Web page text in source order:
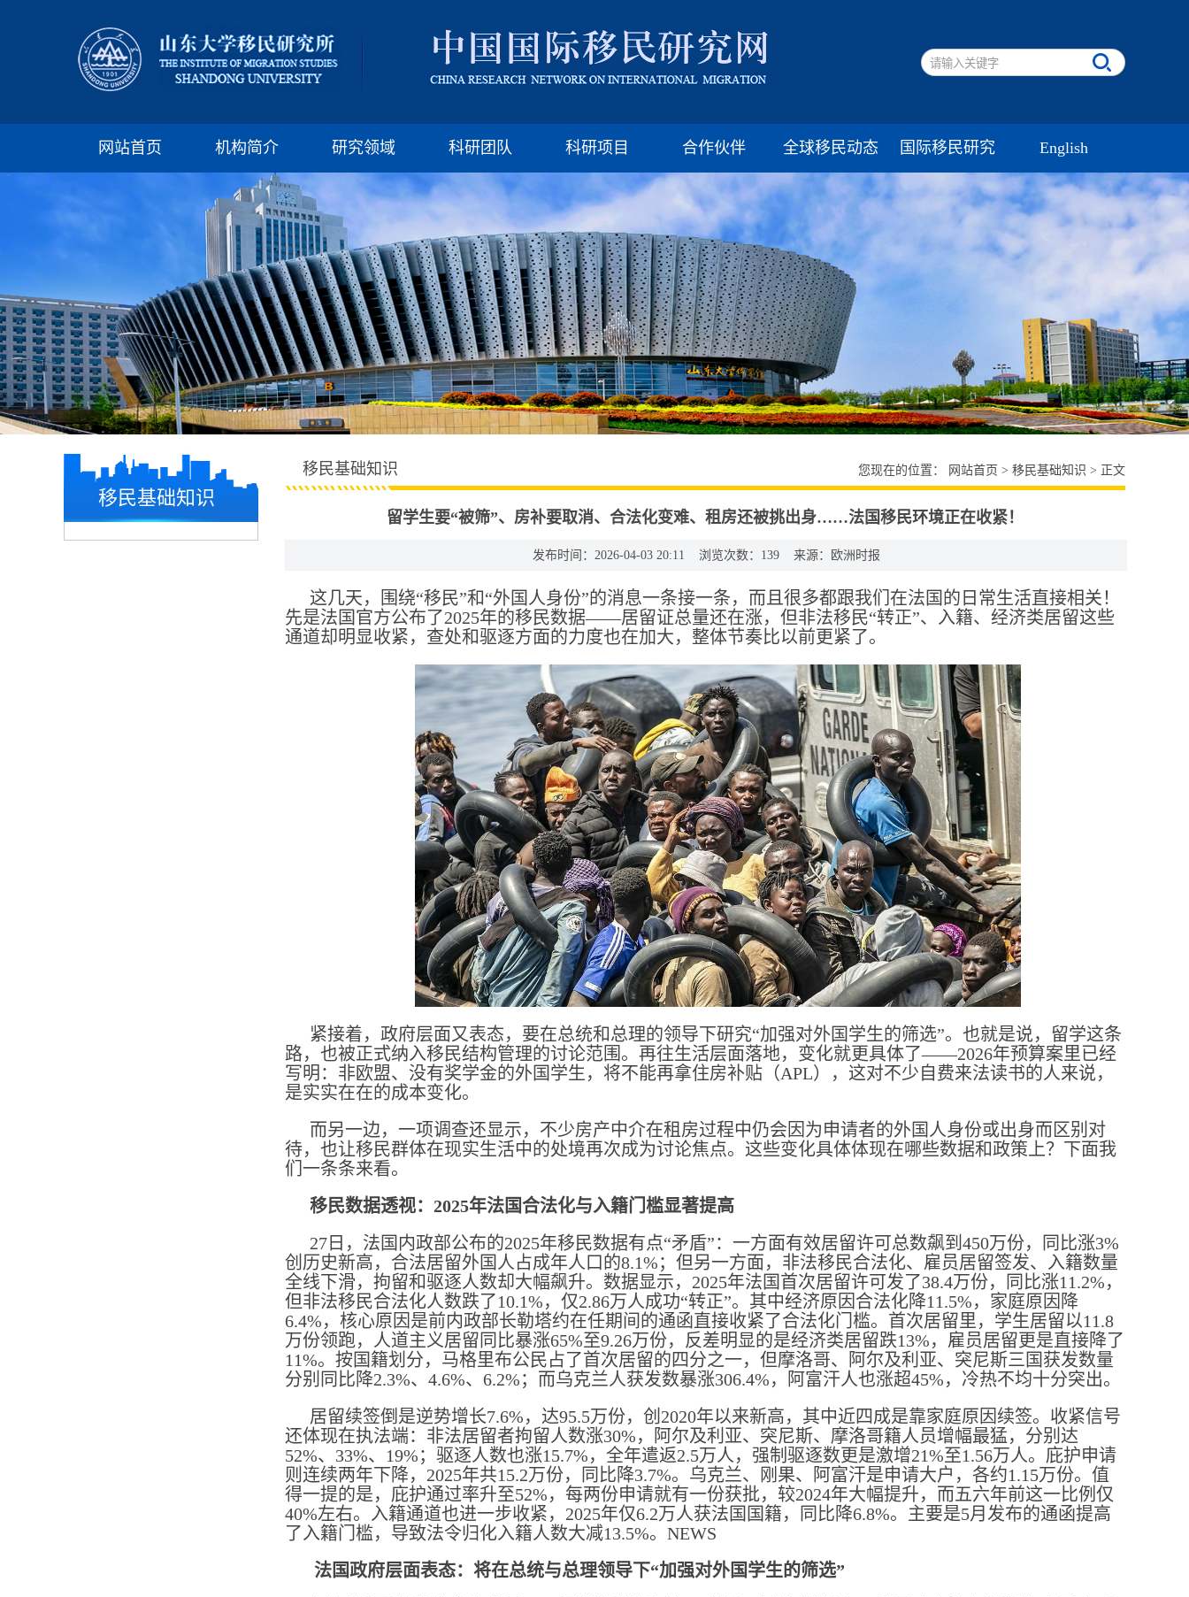
网站首页 机构简介 研究领域 科研团队 科研项目 合作伙伴 全球移民动态 国际移民研究 English
移民基础知识
移民基础知识 您现在的位置： 网站首页 > 移民基础知识 > 正文
留学生要“被筛”、房补要取消、合法化变难、租房还被挑出身……法国移民环境正在收紧！
发布时间：2026-04-03 20:11 浏览次数： 139来源：欧洲时报
这几天，围绕“移民”和“外国人身份”的消息一条接一条，而且很多都跟我们在法国的日常生活直接相关！
先是法国官方公布了2025年的移民数据——居留证总量还在涨，但非法移民“转正”、入籍、经济类居留这些
通道却明显收紧，查处和驱逐方面的力度也在加大，整体节奏比以前更紧了。
紧接着，政府层面又表态，要在总统和总理的领导下研究“加强对外国学生的筛选”。也就是说，留学这条
路，也被正式纳入移民结构管理的讨论范围。再往生活层面落地，变化就更具体了——2026年预算案里已经
写明：非欧盟、没有奖学金的外国学生，将不能再拿住房补贴（APL），这对不少自费来法读书的人来说，
是实实在在的成本变化。
而另一边，一项调查还显示，不少房产中介在租房过程中仍会因为申请者的外国人身份或出身而区别对
待，也让移民群体在现实生活中的处境再次成为讨论焦点。这些变化具体体现在哪些数据和政策上？下面我
们一条条来看。
移民数据透视：2025年法国合法化与入籍门槛显著提高
27日，法国内政部公布的2025年移民数据有点“矛盾”：一方面有效居留许可总数飙到450万份，同比涨3%
创历史新高，合法居留外国人占成年人口的8.1%；但另一方面，非法移民合法化、雇员居留签发、入籍数量
全线下滑，拘留和驱逐人数却大幅飙升。数据显示，2025年法国首次居留许可发了38.4万份，同比涨11.2%，
但非法移民合法化人数跌了10.1%，仅2.86万人成功“转正”。其中经济原因合法化降11.5%，家庭原因降
6.4%，核心原因是前内政部长勒塔约在任期间的通函直接收紧了合法化门槛。首次居留里，学生居留以11.8
万份领跑，人道主义居留同比暴涨65%至9.26万份，反差明显的是经济类居留跌13%，雇员居留更是直接降了
11%。按国籍划分，马格里布公民占了首次居留的四分之一，但摩洛哥、阿尔及利亚、突尼斯三国获发数量
分别同比降2.3%、4.6%、6.2%；而乌克兰人获发数暴涨306.4%，阿富汗人也涨超45%，冷热不均十分突出。
居留续签倒是逆势增长7.6%，达95.5万份，创2020年以来新高，其中近四成是靠家庭原因续签。收紧信号
还体现在执法端：非法居留者拘留人数涨30%，阿尔及利亚、突尼斯、摩洛哥籍人员增幅最猛，分别达
52%、33%、19%；驱逐人数也涨15.7%，全年遣返2.5万人，强制驱逐数更是激增21%至1.56万人。庇护申请
则连续两年下降，2025年共15.2万份，同比降3.7%。乌克兰、刚果、阿富汗是申请大户，各约1.15万份。值
得一提的是，庇护通过率升至52%，每两份申请就有一份获批，较2024年大幅提升，而五六年前这一比例仅
40%左右。入籍通道也进一步收紧，2025年仅6.2万人获法国国籍，同比降6.8%。主要是5月发布的通函提高
了入籍门槛，导致法令归化入籍人数大减13.5%。NEWS
法国政府层面表态：将在总统与总理领导下“加强对外国学生的筛选”
版权所有：山东大学移民研究所 济南市山大南路27号
邮编:250100 电话:(86)-531-88377009 Email: imssdu@126.com